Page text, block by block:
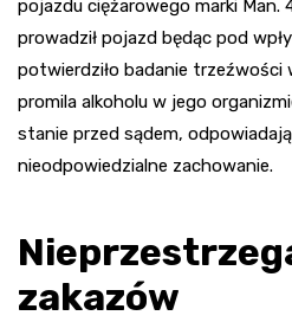
pojazdu ciężarowego marki
prowadził pojazd będąc pod
potwierdziło badanie trzeźwości
promila alkoholu w jego
stanie przed sądem,
nieodpowiedzialne zachowanie.
zakazów